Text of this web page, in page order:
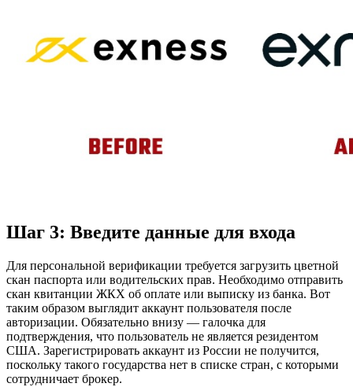
Шаг 3: Введите данные для входа
Для персональной верификации требуется загрузить цветной
скан паспорта или водительских прав. Необходимо отправить
скан квитанции ЖКХ об оплате или выписку из банка. Вот
таким образом выглядит аккаунт пользователя после
авторизации. Обязательно внизу — галочка для
подтверждения, что пользователь не является резидентом
США. Зарегистрировать аккаунт из России не получится,
поскольку такого государства нет в списке стран, с которыми
сотрудничает брокер.